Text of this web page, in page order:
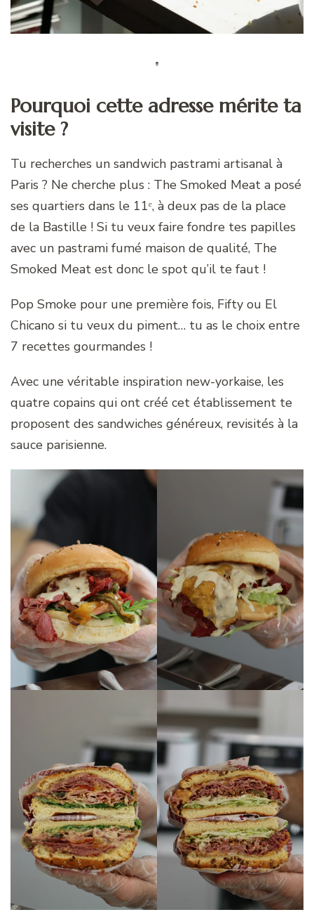
Pourquoi cette adresse mérite ta
visite ?
Tu recherches un sandwich pastrami artisanal à
Paris ? Ne cherche plus : The Smoked Meat a posé
ses quartiers dans le 11ᵉ, à deux pas de la place
de la Bastille ! Si tu veux faire fondre tes papilles
avec un pastrami fumé maison de qualité, The
Smoked Meat est donc le spot qu’il te faut !
Pop Smoke pour une première fois, Fifty ou El
Chicano si tu veux du piment… tu as le choix entre
7 recettes gourmandes !
Avec une véritable inspiration new-yorkaise, les
quatre copains qui ont créé cet établissement te
proposent des sandwiches généreux, revisités à la
sauce parisienne.